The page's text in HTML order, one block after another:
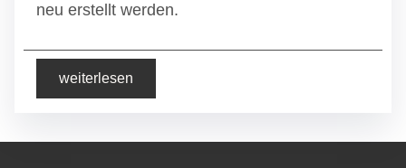
neu erstellt werden.
weiterlesen